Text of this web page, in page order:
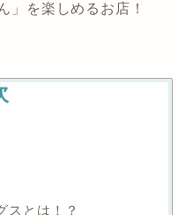
」を楽しめるお店！
スとは！？